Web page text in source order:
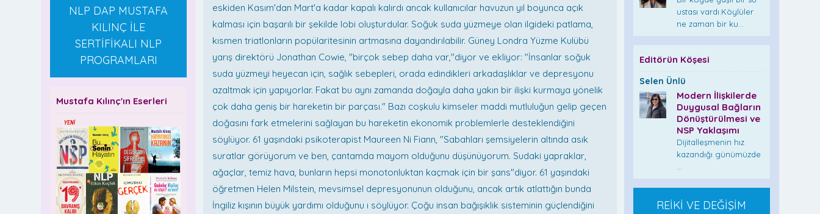
NLP DAP MUSTAFA
KILINÇ İLE
SERTİFİKALI NLP
PROGRAMLARI
Mustafa Kılınç'ın Eserleri
eskiden Kasım'dan Mart'a kadar kapalı kalırdı ancak kullanıcılar havuzun yıl boyunca açık
kalması için başarılı bir şekilde lobi oluşturdular. Soğuk suda yüzmeye olan ilgideki patlama,
kısmen triatlonların popülaritesinin artmasına dayandırılabilir. Güney Londra Yüzme Kulübü
yarış direktörü Jonathan Cowie, "birçok sebep daha var,"diyor ve ekliyor: "İnsanlar soğuk
suda yüzmeyi heyecan için, sağlık sebepleri, orada edindikleri arkadaşlıklar ve depresyonu
azaltmak için yapıyorlar. Fakat bu aynı zamanda doğayla daha yakın bir ilişki kurmaya yönelik
çok daha geniş bir hareketin bir parçası." Bazı coşkulu kimseler maddi mutluluğun gelip geçen
doğasını fark etmelerini sağlayan bu hareketin ekonomik problemlerle desteklendiğini
söylüyor. 61 yaşındaki psikoterapist Maureen Ni Fiann, "Sabahları şemsiyelerin altında asık
suratlar görüyorum ve ben, çantamda mayom olduğunu düşünüyorum. Sudaki yapraklar,
ağaçlar, temiz hava, bunların hepsi monotonluktan kaçmak için bir şans"diyor. 61 yaşındaki
öğretmen Helen Milstein, mevsimsel depresyonunun olduğunu, ancak artık atlattığın bunda
İngiliz kışının büyük yardımı olduğunu ı söylüyor. Çoğu insan bağışıklık sisteminin güçlendiğini
ustası vardı.Köylüler
ne zaman bir ku...
Editörün Köşesi
Selen Ünlü
Modern İlişkilerde
Duygusal Bağların
Dönüştürülmesi ve
NSP Yaklaşımı
Dijitalleşmenin hız
kazandığı günümüzde
...
REİKİ VE DEĞİŞİM